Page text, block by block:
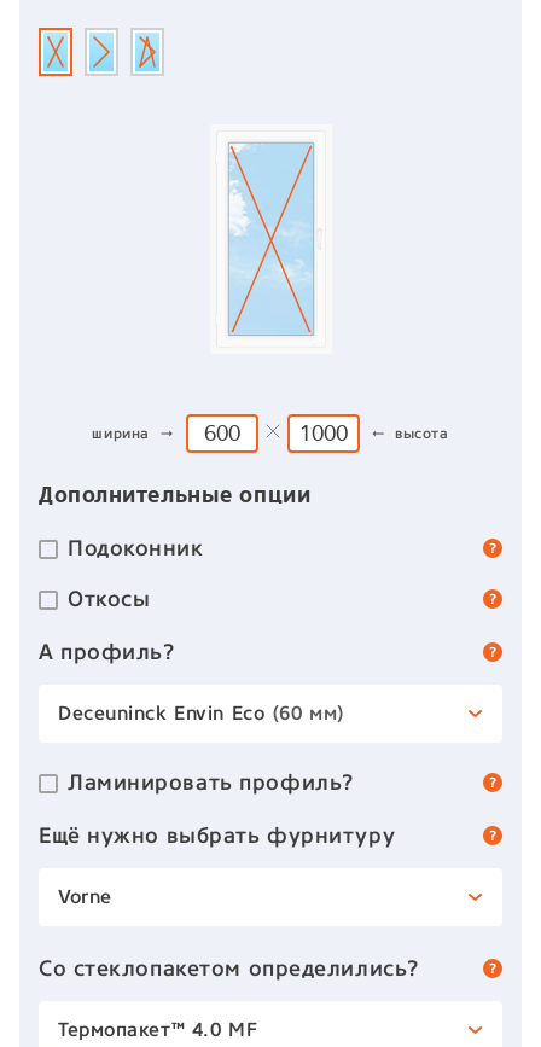
ширина → ← высота
Дополнительные опции
Подоконник
Откосы
А профиль?
Deceuninck Envin Eco (60 мм)
Ламинировать профиль?
Ещё нужно выбрать фурнитуру
Vorne
Со стеклопакетом определились?
Термопакет™ 4.0 MF